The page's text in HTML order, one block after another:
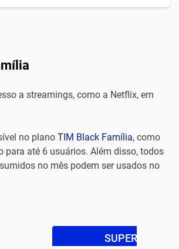
a streamings, como a Netflix, em
no plano TIM Black Família, como
para até 6 usuários. Além disso, todos
no mês podem ser usados no
SUPER OFERTA